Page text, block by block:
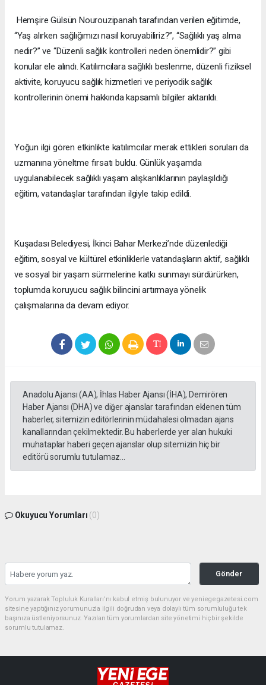
Hemşire Gülsün Nourouzipanah tarafından verilen eğitimde,
“Yaş alırken sağlığımızı nasıl koruyabiliriz?”, “Sağlıklı yaş alma
nedir?” ve “Düzenli sağlık kontrolleri neden önemlidir?” gibi
konular ele alındı. Katılımcılara sağlıklı beslenme, düzenli fiziksel
aktivite, koruyucu sağlık hizmetleri ve periyodik sağlık
kontrollerinin önemi hakkında kapsamlı bilgiler aktarıldı.
Yoğun ilgi gören etkinlikte katılımcılar merak ettikleri soruları da
uzmanına yöneltme fırsatı buldu. Günlük yaşamda
uygulanabilecek sağlıklı yaşam alışkanlıklarının paylaşıldığı
eğitim, vatandaşlar tarafından ilgiyle takip edildi.
Kuşadası Belediyesi, İkinci Bahar Merkezi’nde düzenlediği
eğitim, sosyal ve kültürel etkinliklerle vatandaşların aktif, sağlıklı
ve sosyal bir yaşam sürmelerine katkı sunmayı sürdürürken,
toplumda koruyucu sağlık bilincini artırmaya yönelik
çalışmalarına da devam ediyor.
Anadolu Ajansı (AA), İhlas Haber Ajansı (İHA), Demirören
Haber Ajansı (DHA) ve diğer ajanslar tarafından eklenen tüm
haberler, sitemizin editörlerinin müdahalesi olmadan ajans
kanallarından çekilmektedir. Bu haberlerde yer alan hukuki
muhataplar haberi geçen ajanslar olup sitemizin hiç bir
editörü sorumlu tutulamaz...
Okuyucu Yorumları (0)
Gönder
Yorum yazarak Topluluk Kuralları’nı kabul etmiş bulunuyor ve yeniegegazetesi.com
sitesine yaptığınız yorumunuzla ilgili doğrudan veya dolaylı tüm sorumluluğu tek
başınıza üstleniyorsunuz. Yazılan tüm yorumlardan site yönetimi hiçbir şekilde
sorumlu tutulamaz.